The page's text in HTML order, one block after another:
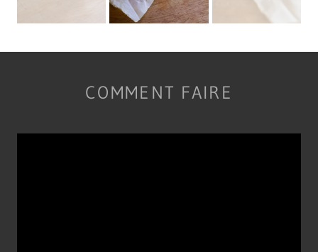
COMMENT FAIRE